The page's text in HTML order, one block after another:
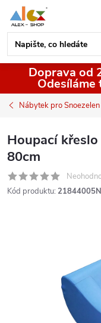
obsah
Doprava od
Odesíláme
Nábytek pro Snoezelen
Houpací
80cm
Kód produktu: